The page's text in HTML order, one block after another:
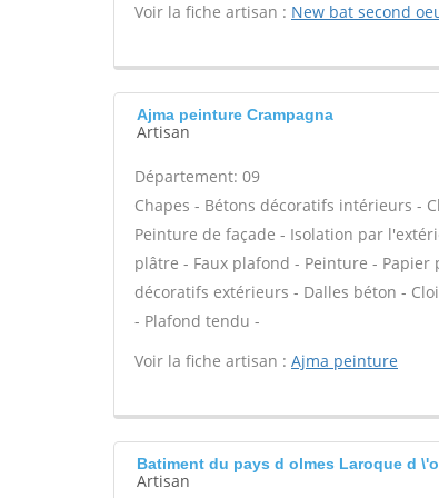
Voir la fiche artisan : New bat second
Ajma peinture Crampagna
Artisan
Département: 09
Chapes - Bétons décoratifs intérieurs -
Peinture de façade - Isolation par
plâtre - Faux plafond - Peinture - Papier
décoratifs extérieurs - Dalles béton -
- Plafond tendu -
Voir la fiche artisan : Ajma peinture
Batiment du pays d olmes Laroque d
Artisan